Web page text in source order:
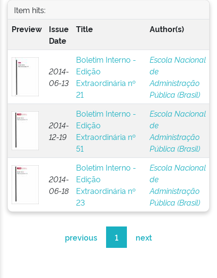
Item hits:
Preview
Issue
Date
Title Author(s)
2014-
06-13
Boletim Interno -
Edição
Extraordinária nº
21
Escola Nacional
de
Administração
Pública (Brasil)
2014-
12-19
Boletim Interno -
Edição
Extraordinária nº
51
Escola Nacional
de
Administração
Pública (Brasil)
2014-
06-18
Boletim Interno -
Edição
Extraordinária nº
23
Escola Nacional
de
Administração
Pública (Brasil)
previous 1 next